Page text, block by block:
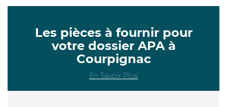
Les pièces à fournir pour
votre dossier APA à
Courpignac
En Savoir Plus